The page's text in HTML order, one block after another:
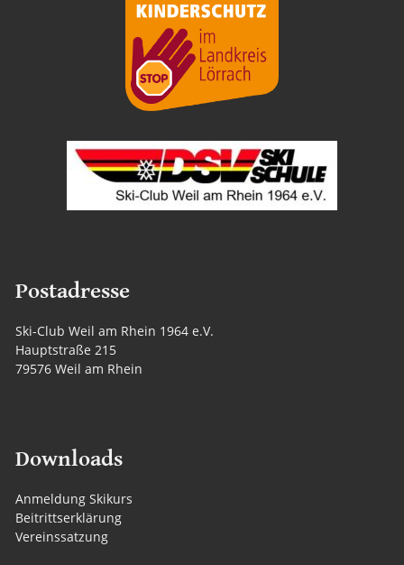
Postadresse
Ski-Club Weil am Rhein 1964 e.V.
Hauptstraße 215
79576 Weil am Rhein
Downloads
Anmeldung Skikurs
Beitrittserklärung
Vereinssatzung